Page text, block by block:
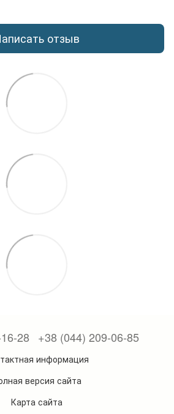
отзыв
28 +38 (044) 209-06-85
информация
версия сайта
Карта сайта